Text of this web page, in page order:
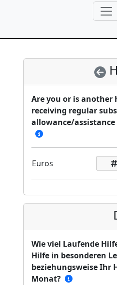
Are you or is another
receiving regular
allowance/
Euros
Wie viel Laufende
Hilfe in besonderen
beziehungsweise Ihr
Monat?